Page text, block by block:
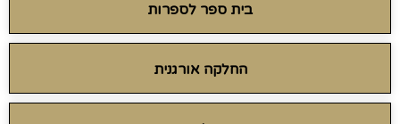
בית ספר לספרות
החלקה אורגנית